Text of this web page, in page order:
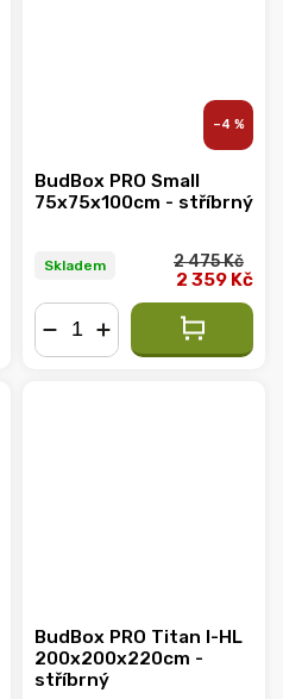
–4 %
BudBox PRO Small
75x75x100cm - stříbrný
Skladem 2 475 Kč
2 359 Kč
BudBox PRO Titan I-HL
200x200x220cm -
stříbrný